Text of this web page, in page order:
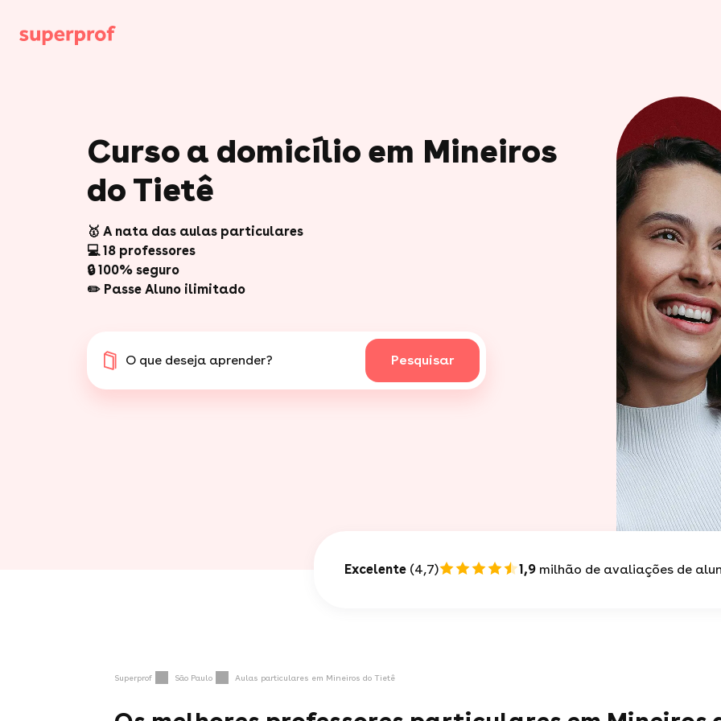
Curso a domicílio em Mineiros
do Tietê
🥇 A nata das aulas particulares
💻 18 professores
🔒 100% seguro
✏️ Passe Aluno ilimitado
O que deseja aprender? Pesquisar
Excelente (4,7) 1,9 milhão de avaliações de
Superprof São Paulo Aulas particulares em Mineiros do Tietê